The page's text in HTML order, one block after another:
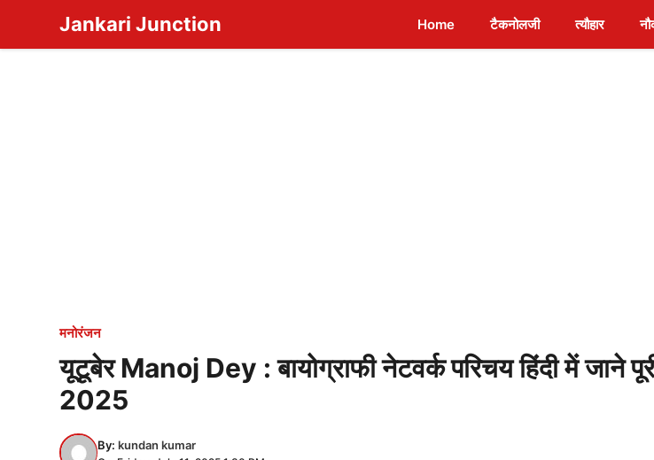
content
Jankari Junction Home टैकनोलजी त्यौहार
मनोरंजन
यूटूबेर Manoj Dey : बायोग्राफी नेटवर्क परिचय हिंदी में जाने
2025
By: kundan kumar